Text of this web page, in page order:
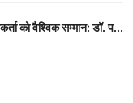
को वैश्विक सम्मान: डॉ. प...